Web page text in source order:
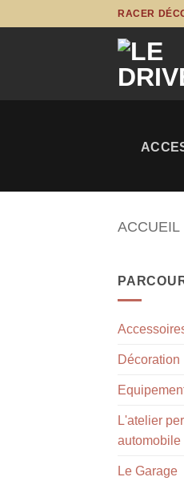
au
RACER
ACCUEIL
Décoration
L'atelier
automobile
Le Garage